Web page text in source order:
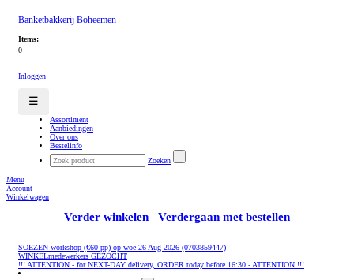
Banketbakkerij Boheemen
Items:
0
Inloggen
☰
Assortiment
Aanbiedingen
Over ons
Bestelinfo
Zoeken
Menu
Account
Winkelwagen
Verder winkelen Verdergaan met bestellen
SOEZEN workshop (€60 pp) op woe 26 Aug 2026 (0703859447)
WINKELmedewerkers GEZOCHT
!!! ATTENTION - for NEXT-DAY delivery, ORDER today before 16:30 - ATTENTION !!!